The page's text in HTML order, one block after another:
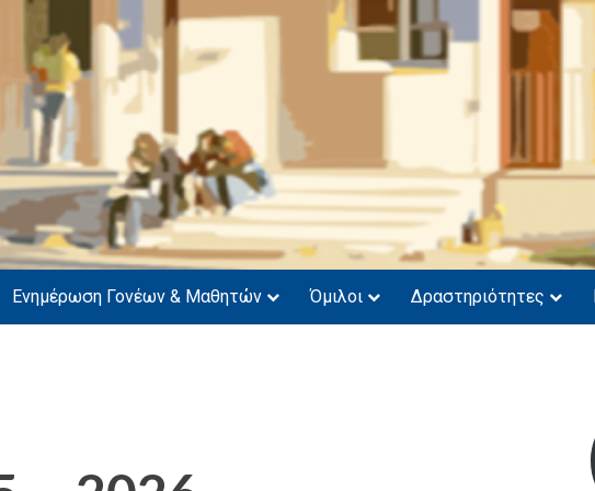
Μυτιλήνης
Ενημέρωση Γονέων & Μαθητών Όμιλοι Δραστηριότητες